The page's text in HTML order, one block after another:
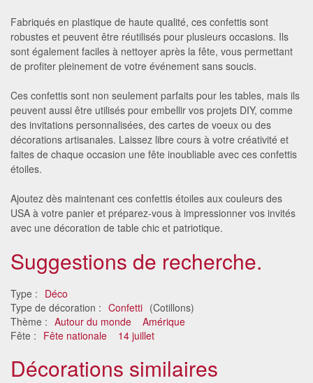
Fabriqués en plastique de haute qualité, ces confettis sont
robustes et peuvent être réutilisés pour plusieurs occasions. Ils
sont également faciles à nettoyer après la fête, vous permettant
de profiter pleinement de votre événement sans soucis.
Ces confettis sont non seulement parfaits pour les tables, mais ils
peuvent aussi être utilisés pour embellir vos projets DIY, comme
des invitations personnalisées, des cartes de voeux ou des
décorations artisanales. Laissez libre cours à votre créativité et
faites de chaque occasion une fête inoubliable avec ces confettis
étoiles.
Ajoutez dès maintenant ces confettis étoiles aux couleurs des
USA à votre panier et préparez-vous à impressionner vos invités
avec une décoration de table chic et patriotique.
Suggestions de recherche.
Type : Déco
Type de décoration : Confetti (Cotillons)
Thème : Autour du monde
Amérique
Fête : Fête nationale 14 juillet
Décorations similaires